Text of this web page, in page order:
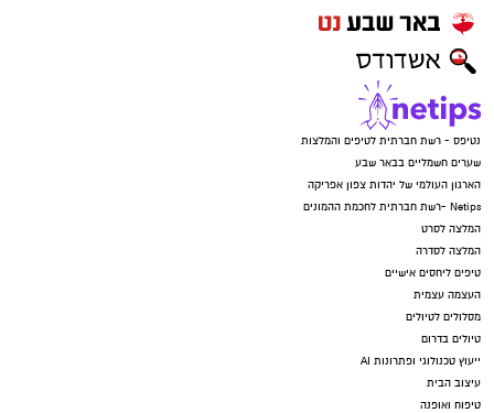
נטיפס - רשת חברתית לטיפים והמלצות
שערים חשמליים בבאר שבע
הארגון העולמי של יהדות צפון אפריקה
Netips -רשת חברתית לחכמת ההמונים
המלצה לסרט
המלצה לסדרה
טיפים ליחסים אישיים
העצמה עצמית
מסלולים לטיולים
טיולים בדרום
ייעוץ טכנולוגי ופתרונות AI
עיצוב הבית
טיפוח ואופנה